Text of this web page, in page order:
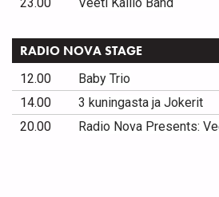
RADIO NOVA STAGE
12.00
Baby Trio
14.00
3 kuningasta ja Jokerit
20.00
Radio Nova Presents: